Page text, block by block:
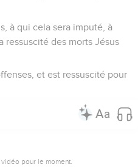
à qui cela sera imputé, à
ressuscité des morts Jésus
et est ressuscité pour
pour le moment.